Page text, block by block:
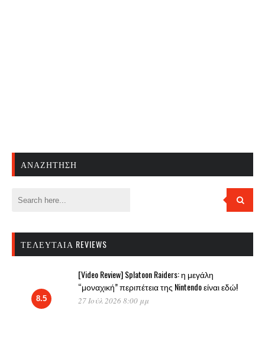
ΑΝΑΖΉΤΗΣΗ
ΤΕΛΕΥΤΑΊΑ REVIEWS
8.5
[Video Review] Splatoon Raiders: η μεγάλη
“μοναχική” περιπέτεια της Nintendo είναι εδώ!
27 Ιούλ 2026 8:00 μμ